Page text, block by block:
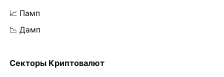
📈 Памп
📉 Дамп
Секторы Криптовалют